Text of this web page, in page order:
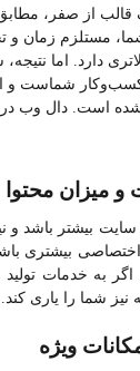
از صفر، مطابق
شما، مستلزم زمان
دارد. اما
است. دال وب در
بیشتر باشد و
اختصاصی بیشتری
به خدمات تولید
نیز شما را یاری کند.